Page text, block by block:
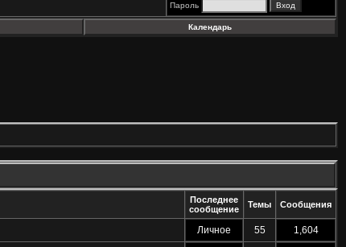
Пароль
Календарь
Последнее
сообщение
Темы Сообщения
Личное 55 1,604